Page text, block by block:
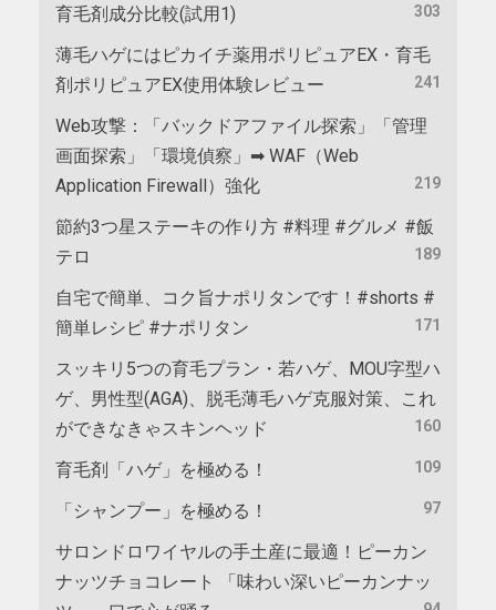
育毛剤成分比較(試用1) 303
薄毛ハゲにはピカイチ薬用ポリピュアEX・育毛
剤ポリピュアEX使用体験レビュー
241
Web攻撃：「バックドアファイル探索」「管理
画面探索」「環境偵察」➡ WAF（Web
Application Firewall）強化
219
節約3つ星ステーキの作り方 #料理 #グルメ #飯
テロ
189
自宅で簡単、コク旨ナポリタンです！#shorts #
簡単レシピ #ナポリタン
171
スッキリ5つの育毛プラン・若ハゲ、MOU字型ハ
ゲ、男性型(AGA)、脱毛薄毛ハゲ克服対策、これ
ができなきゃスキンヘッド
160
育毛剤「ハゲ」を極める！ 109
「シャンプー」を極める！ 97
サロンドロワイヤルの手土産に最適！ピーカン
ナッツチョコレート 「味わい深いピーカンナッ